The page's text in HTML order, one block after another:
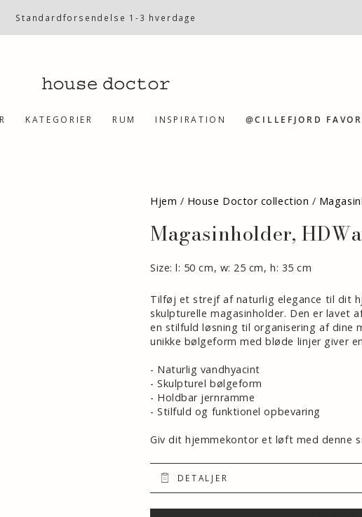
Standardforsendelse 1-3 hverdage
KATEGORIER RUM INSPIRATION @CILLEFJORD
Hjem / House Doctor collection /
Magasinholder,
Size: l: 50 cm, w: 25 cm, h: 35 cm
Tilføj et strejf af naturlig elegance til dit
skulpturelle magasinholder. Den er lavet
en stilfuld løsning til organisering af dine
unikke bølgeform med bløde linjer giver
- Naturlig vandhyacint
- Skulpturel bølgeform
- Holdbar jernramme
- Stilfuld og funktionel opbevaring
Giv dit hjemmekontor et løft med denne
DETALJER